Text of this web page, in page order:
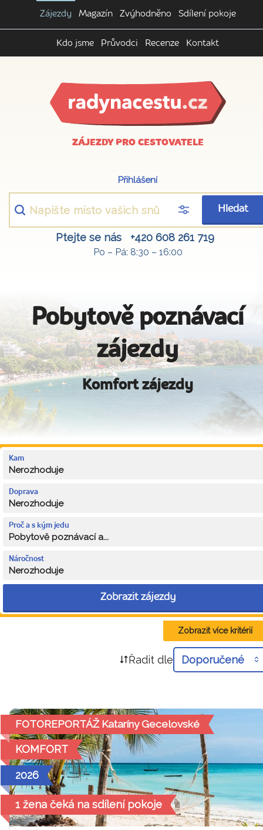
Zájezdy Magazín Zvýhodněno Sdílení pokoje
Kdo jsme Průvodci Recenze Kontakt
ZÁJEZDY PRO CESTOVATELE
Přihlášení
Hledat
Ptejte se nás +420 608 261 719
Po – Pá: 8:30 – 16:00
Pobytově poznávací
zájezdy
Komfort zájezdy
Kam
Nerozhoduje
Doprava
Nerozhoduje
Proč a s kým jedu
Pobytově poznávací a...
Náročnost
Nerozhoduje
Zobrazit zájezdy
Zobrazit více kritérií
Řadit dle Doporučené
FOTOREPORTÁŽ Kataríny Gecelovské
KOMFORT
2026
1 žena čeká na sdílení pokoje